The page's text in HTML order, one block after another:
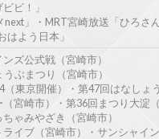
ビ！」
」・MRT宮崎放送「ひろさ
よう日本」
ズ公式戦（宮崎市）
ぶまつり（宮崎市）
東京開催）・第47回はなしょ
宮崎市）・第36回まつり大淀（
ゃみやざき（宮崎市）
イブ（宮崎市）・サンシャイン